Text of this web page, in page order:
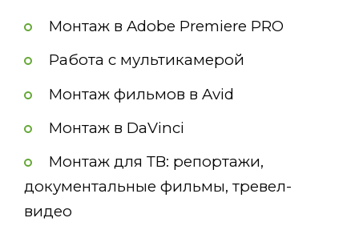
Монтаж в Adobe Premiere PRO
Работа с мультикамерой
Монтаж фильмов в Avid
Монтаж в DaVinci
Монтаж для ТВ: репортажи,
документальные фильмы, тревел-
видео